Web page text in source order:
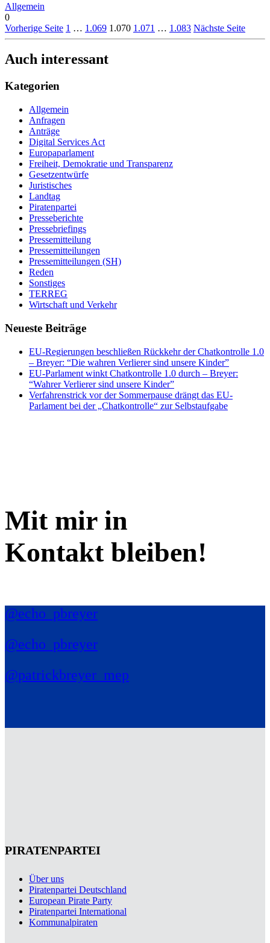
Allgemein
0
Vorherige Seite 1 … 1.069 1.070 1.071 … 1.083 Nächste Seite
Auch interessant
Kategorien
Allgemein
Anfragen
Anträge
Digital Services Act
Europaparlament
Freiheit, Demokratie und Transparenz
Gesetzentwürfe
Juristisches
Landtag
Piratenpartei
Presseberichte
Pressebriefings
Pressemitteilung
Pressemitteilungen
Pressemitteilungen (SH)
Reden
Sonstiges
TERREG
Wirtschaft und Verkehr
Neueste Beiträge
EU-Regierungen beschließen Rückkehr der Chatkontrolle 1.0
– Breyer: “Die wahren Verlierer sind unsere Kinder”
EU-Parlament winkt Chatkontrolle 1.0 durch – Breyer:
“Wahrer Verlierer sind unsere Kinder”
Verfahrenstrick vor der Sommerpause drängt das EU-
Parlament bei der „Chatkontrolle“ zur Selbstaufgabe
Mit mir in
Kontakt bleiben!
@echo_pbreyer
@echo_pbreyer
@patrickbreyer_mep
PIRATENPARTEI
Über uns
Piratenpartei Deutschland
European Pirate Party
Piratenpartei International
Kommunalpiraten